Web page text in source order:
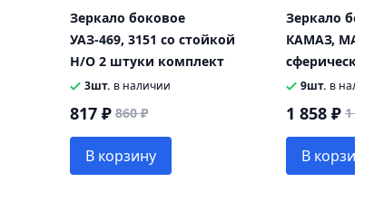
Зеркало боковое
УАЗ-469, 3151 со стойкой
Н/О 2 штуки комплект
3шт. в наличии
817 ₽ 860 ₽
В корзину
Зеркало
КАМАЗ, МАЗ
сферическое с
подогревом
ОАО МАЗ-
9шт. в
1 858 ₽ 1 955
В корзину